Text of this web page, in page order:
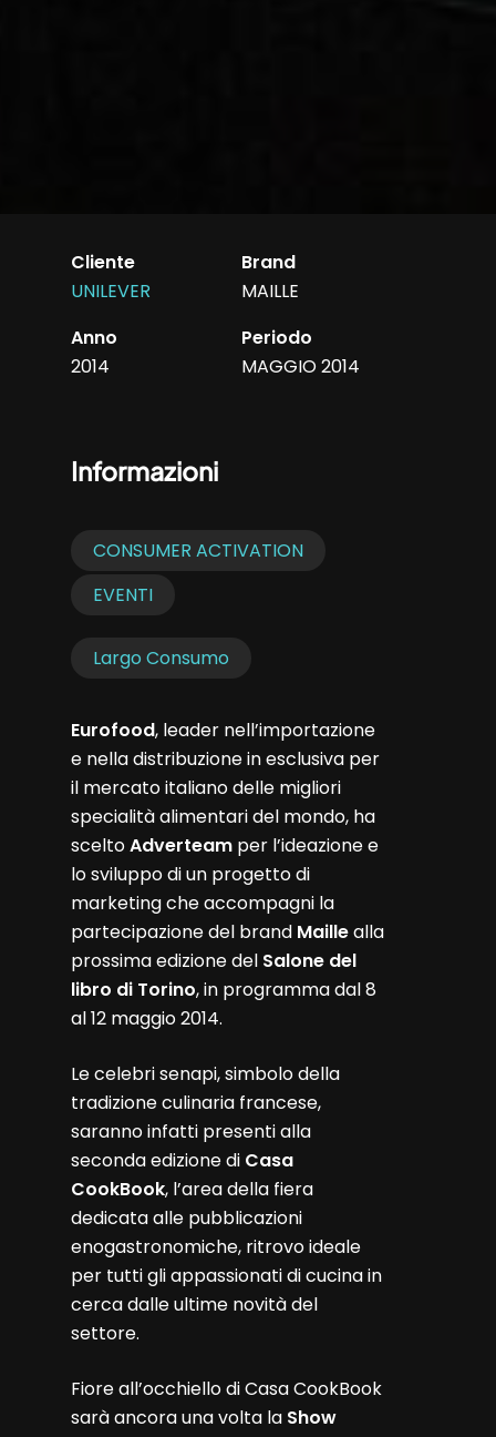
Cliente
UNILEVER
Brand
MAILLE
Anno
2014
Periodo
MAGGIO 2014
Informazioni
CONSUMER ACTIVATION
EVENTI
Largo Consumo
Eurofood, leader nell’importazione
e nella distribuzione in esclusiva per
il mercato italiano delle migliori
specialità alimentari del mondo, ha
sceltoAdverteam per l’ideazione e
lo sviluppo di un progetto di
marketing che accompagni la
partecipazione del brand Maillealla
prossima edizione del Salone del
libro di Torino, in programma dal 8
al 12 maggio 2014.
Le celebri senapi, simbolo della
tradizione culinaria francese,
saranno infatti presenti alla
seconda edizione di Casa
CookBook, l’area della fiera
dedicata alle pubblicazioni
enogastronomiche, ritrovo ideale
per tutti gli appassionati di cucina in
cerca dalle ultime novità del
settore.
Fiore all’occhiello di Casa CookBook
sarà ancora una volta la Show